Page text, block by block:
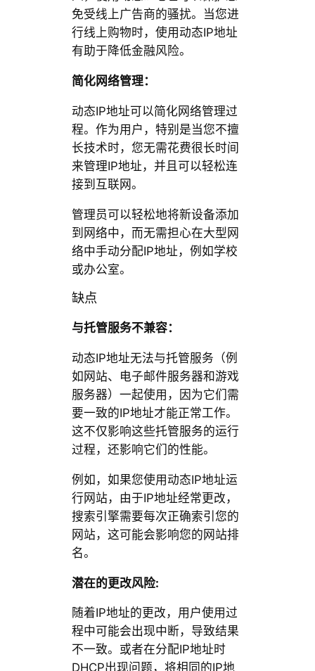
免受线上广告商的骚扰。当您进
行线上购物时，使用动态IP地址
有助于降低金融风险。
简化网络管理：
动态IP地址可以简化网络管理过
程。作为用户，特别是当您不擅
长技术时，您无需花费很长时间
来管理IP地址，并且可以轻松连
接到互联网。
管理员可以轻松地将新设备添加
到网络中，而无需担心在大型网
络中手动分配IP地址，例如学校
或办公室。
缺点
与托管服务不兼容：
动态IP地址无法与托管服务（例
如网站、电子邮件服务器和游戏
服务器）一起使用，因为它们需
要一致的IP地址才能正常工作。
这不仅影响这些托管服务的运行
过程，还影响它们的性能。
例如，如果您使用动态IP地址运
行网站，由于IP地址经常更改，
搜索引擎需要每次正确索引您的
网站，这可能会影响您的网站排
名。
潜在的更改风险:
随着IP地址的更改，用户使用过
程中可能会出现中断，导致结果
不一致。或者在分配IP地址时
DHCP出现问题，将相同的IP地